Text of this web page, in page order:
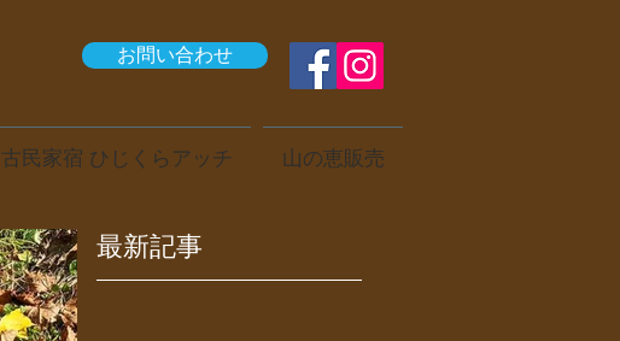
お問い合わせ
古民家宿 ひじくらアッチ 山の恵販売
最新記事